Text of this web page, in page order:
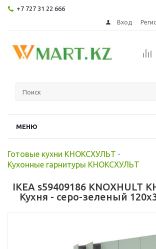
+7 727 31 22 666
Вход
МЕНЮ
Готовые кухни КНОКСХУЛЬТ -
Кухонные гарнитуры КНОКСХУЛЬТ
IKEA s59409186 KNOXHULT
Кухня - серо-зеленый